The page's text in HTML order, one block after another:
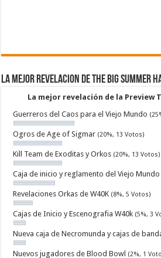
La mejor revelacion de The Big Summer
La mejor revelación de la Preview
Guerreros del Caos para el Viejo Mundo
Ogros de Age of Sigmar (20%, 13 Votos)
Kill Team de Exoditas y Orkos (20%, 13 Votos)
Caja de inicio y reglamento del Viejo Mundo
Revelaciones Orkas de W40K (8%, 5 Votos)
Cajas de Inicio y Escenografia W40k (5%, 3
Nueva caja de Necromunda y cajas de
Nuevos jugadores de Blood Bowl (2%, 1